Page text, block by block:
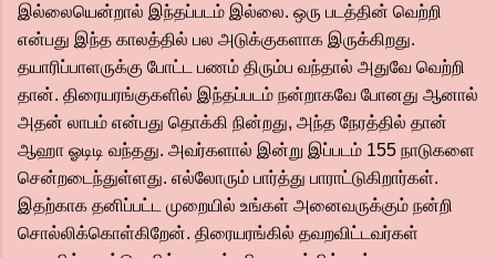
இல்லையென்றால் இந்தப்படம் இல்லை. ஒரு படத்தின் வெற்றி
என்பது இந்த காலத்தில் பல அடுக்குகளாக இருக்கிறது.
தயாரிப்பாளருக்கு போட்ட பணம் திரும்ப வந்தால் அதுவே வெற்றி
தான். திரையரங்குகளில் இந்தப்படம் நன்றாகவே போனது ஆனால்
அதன் லாபம் என்பது தொக்கி நின்றது, அந்த நேரத்தில் தான்
ஆஹா ஓடிடி வந்தது. அவர்களால் இன்று இப்படம் 155 நாடுகளை
சென்றடைந்துள்ளது. எல்லோரும் பார்த்து பாராட்டுகிறார்கள்.
இதற்காக தனிப்பட்ட முறையில் உங்கள் அனைவருக்கும் நன்றி
சொல்லிக்கொள்கிறேன். திரையரங்கில் தவறவிட்டவர்கள்